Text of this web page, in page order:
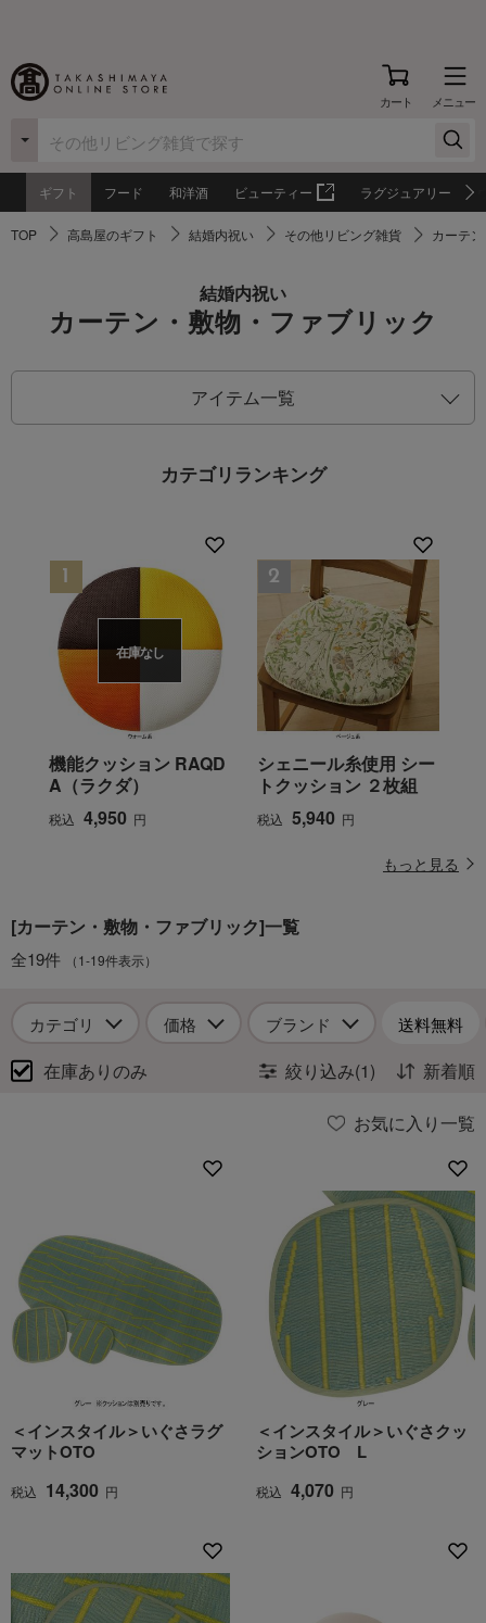
カート メニュー
ギフト フード 和洋酒 ビューティー ラグジュアリー
TOP 高島屋のギフト 結婚内祝い その他リビング雑貨 カーテ
結婚内祝い
カーテン・敷物・ファブリック
アイテム一覧
カテゴリランキング
在庫なし
機能クッション RAQD
A（ラクダ）
税込 4,950 円
シェニール糸使用 シー
トクッション ２枚組
税込 5,940 円
もっと見る
[カーテン・敷物・ファブリック]一覧
全19件 （1-19件表示）
カテゴリ 価格 ブランド 送料無料
在庫ありのみ 絞り込み(1) 新着順
お気に入り一覧
＜インスタイル＞いぐさラグ
マットOTO
税込 14,300 円
＜インスタイル＞いぐさクッ
ションOTO L
税込 4,070 円